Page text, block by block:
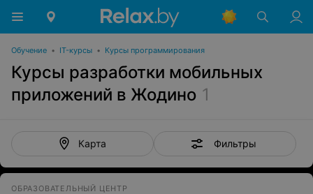
Обучение • IT-курсы • Курсы программирования
Курсы разработки мобильных
приложений в Жодино 1
Карта Фильтры
ОБРАЗОВАТЕЛЬНЫЙ ЦЕНТР